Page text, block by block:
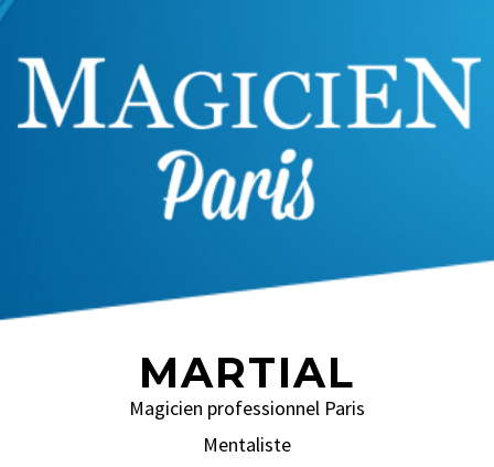
MARTIAL
Magicien professionnel Paris
Mentaliste